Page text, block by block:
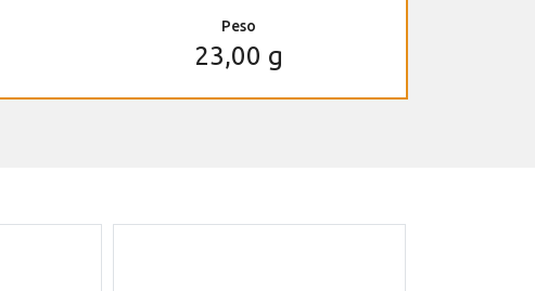
Peso
23,00 g